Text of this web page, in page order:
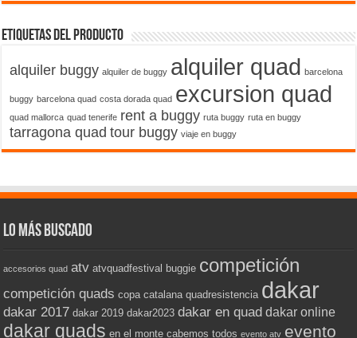
Etiquetas del producto
alquiler buggy alquiler de buggy alquiler quad barcelona
buggy barcelona quad costa dorada quad excursion quad
quad mallorca quad tenerife rent a buggy ruta buggy ruta en buggy
tarragona quad tour buggy viaje en buggy
Lo más buscado
accesorios quad atv atvquadfestival buggie competición
competición quads copa catalana quadresistencia dakar
dakar 2017 dakar 2019 dakar2023 dakar en quad dakar online
dakar quads en el monte cabemos todos evento atv evento